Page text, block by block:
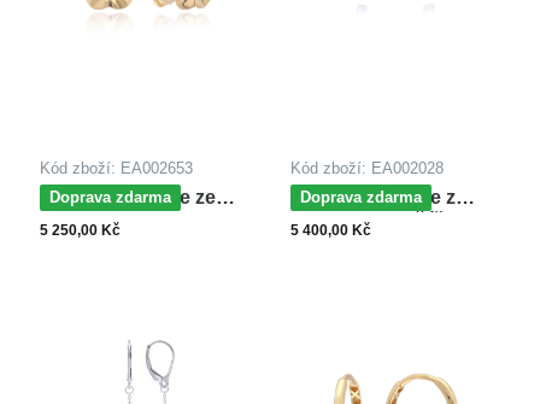
Kód zboží: EA002653
Doprava zdarma
MOISS náušnice ze
žlutého zlata
5 250,00 Kč
Kód zboží: EA002028
Doprava zdarma
MOISS náušnice z
bílého zlata KŘÍŽEK
5 400,00 Kč